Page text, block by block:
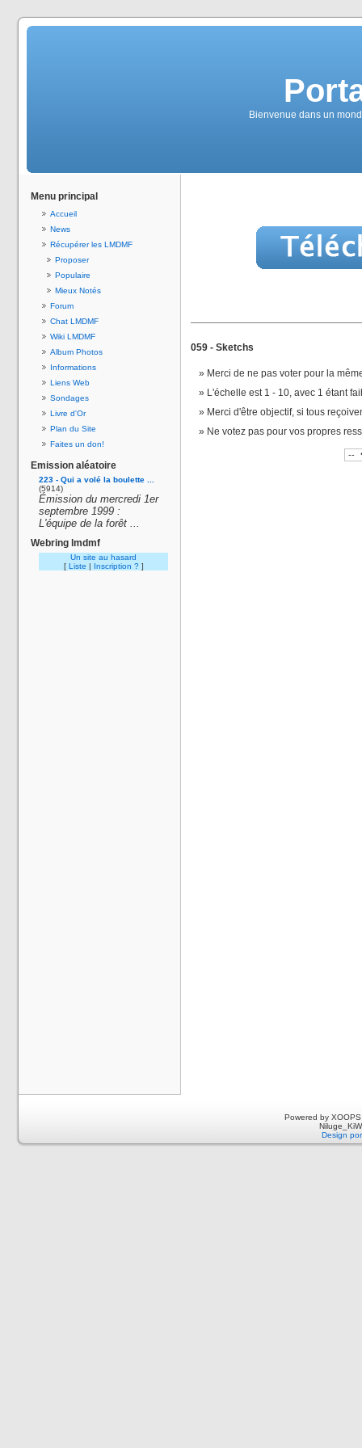
Bienvenue dans un
Menu principal
Accueil
News
Récupérer les LMDMF
Proposer
Populaire
Mieux Notés
Forum
Chat LMDMF
Wiki LMDMF
Album Photos
Informations
Liens Web
Sondages
Livre d'Or
Plan du Site
Faites un don!
Emission aléatoire
223 - Qui a volé la boulette ...
(5914)
Émission du mercredi 1er
septembre 1999 :
L'équipe de la forêt ...
Webring lmdmf
Un site au hasard
[ Liste | Inscription ? ]
059 - Sketchs
Merci de ne pas voter pour la
L'échelle est 1 - 10, avec 1 étant
Merci d'être objectif, si tous
Ne votez pas pour vos propres
Powered by
Design